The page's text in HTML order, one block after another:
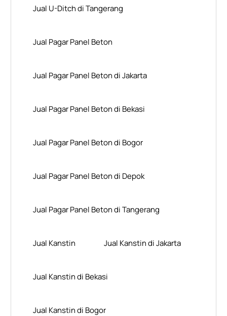
Jual U-Ditch di Tangerang
Jual Pagar Panel Beton
Jual Pagar Panel Beton di Jakarta
Jual Pagar Panel Beton di Bekasi
Jual Pagar Panel Beton di Bogor
Jual Pagar Panel Beton di Depok
Jual Pagar Panel Beton di Tangerang
Jual Kanstin Jual Kanstin di Jakarta
Jual Kanstin di Bekasi
Jual Kanstin di Bogor